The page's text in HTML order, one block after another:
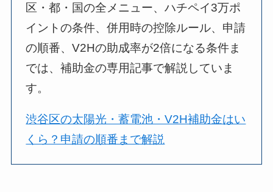
区・都・国の全メニュー、ハチペイ3万ポ
イントの条件、併用時の控除ルール、申請
の順番、V2Hの助成率が2倍になる条件ま
では、補助金の専用記事で解説していま
す。
渋谷区の太陽光・蓄電池・V2H補助金はい
くら？申請の順番まで解説